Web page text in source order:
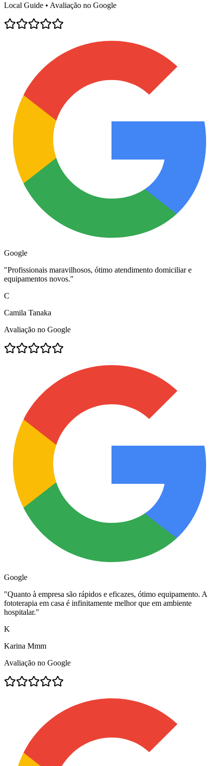
Local Guide • Avaliação no Google
Google
"Profissionais maravilhosos, ótimo atendimento domiciliar e
equipamentos novos."
C
Camila Tanaka
Avaliação no Google
Google
"Quanto à empresa são rápidos e eficazes, ótimo equipamento. A
fototerapia em casa é infinitamente melhor que em ambiente
hospitalar."
K
Karina Mmm
Avaliação no Google